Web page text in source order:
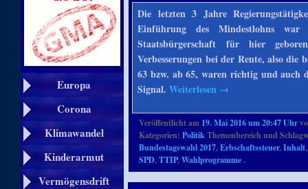
Europa
Corona
Klimawandel
Kinderarmut
Vermögensdrift
Die letzten 3 Jahre
Einführung des Mindestlohns
Staatsbürgerschaft für hier
Verbesserungen bei der Rente, also die
63 bzw. ab 65, waren richtig und auch
Signal.Weiterlesen →
Veröffentlicht am 19. Mai 2016 um 20:47 Uhr
Kategorien:PolitikThemenbereich und
Bundestagswahl 2017,Erbschaftssteuer,Inhalt
SPD,TTIP,Wahlprogramme.